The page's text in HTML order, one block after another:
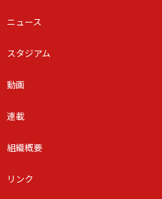
ニュース
スタジアム
動画
連載
組織概要
リンク